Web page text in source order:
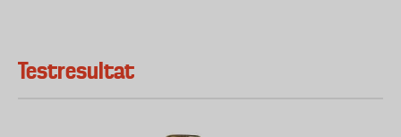
Testresultat